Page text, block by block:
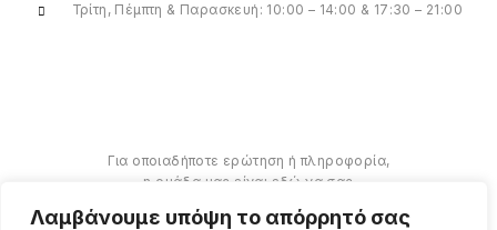
Λαμβάνουμε υπόψη το απόρρητό σας
Τρίτη, Πέμπτη & Παρασκευή: 10:00 – 14:00 & 17:30 – 21:00
Για οποιαδήποτε ερώτηση ή πληροφορία,
η ομάδα μας είναι εδώ να σας
βοηθήσουμε.